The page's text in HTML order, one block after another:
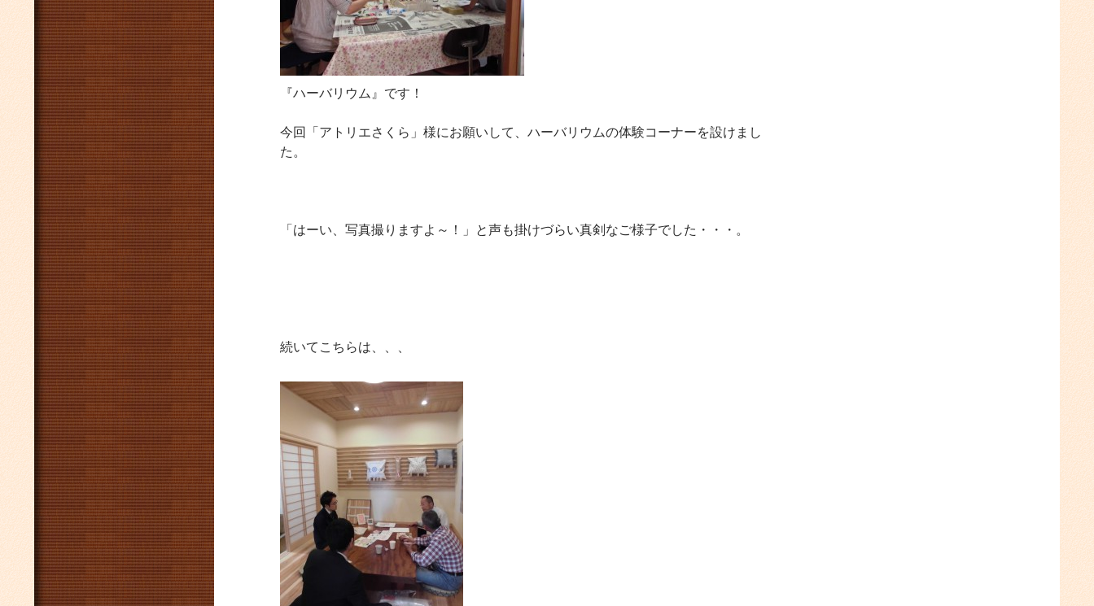
『ハーバリウム』です！
今回「アトリエさくら」様にお願いして、ハーバリウムの体験コーナーを設けまし
た。
「はーい、写真撮りますよ～！」と声も掛けづらい真剣なご様子でした・・・。
続いてこちらは、、、